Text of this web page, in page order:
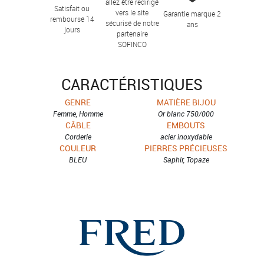
Satisfait ou
remboursé 14
jours
vers le site
sécurisé de notre
partenaire
SOFINCO
Garantie marque 2
ans
CARACTÉRISTIQUES
GENRE
Femme, Homme
MATIÈRE BIJOU
Or blanc 750/000
CÂBLE
Corderie
EMBOUTS
acier inoxydable
COULEUR
BLEU
PIERRES PRÉCIEUSES
Saphir, Topaze